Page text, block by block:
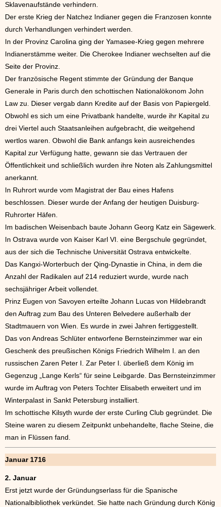
Sklavenaufstände verhindern.
Der erste Krieg der Natchez Indianer gegen die Franzosen konnte
durch Verhandlungen verhindert werden.
In der Provinz Carolina ging der Yamasee-Krieg gegen mehrere
Indianerstämme weiter. Die Cherokee Indianer wechselten auf die
Seite der Provinz.
Der französische Regent stimmte der Gründung der Banque
Generale in Paris durch den schottischen Nationalökonom John
Law zu. Dieser vergab dann Kredite auf der Basis von Papiergeld.
Obwohl es sich um eine Privatbank handelte, wurde ihr Kapital zu
drei Viertel auch Staatsanleihen aufgebracht, die weitgehend
wertlos waren. Obwohl die Bank anfangs kein ausreichendes
Kapital zur Verfügung hatte, gewann sie das Vertrauen der
Öffentlichkeit und schließlich wurden ihre Noten als Zahlungsmittel
anerkannt.
In Ruhrort wurde vom Magistrat der Bau eines Hafens
beschlossen. Dieser wurde der Anfang der heutigen Duisburg-
Ruhrorter Häfen.
Im badischen Weisenbach baute Johann Georg Katz ein Sägewerk.
In Ostrava wurde von Kaiser Karl VI. eine Bergschule gegründet,
aus der sich die Technische Universität Ostrava entwickelte.
Das Kangxi-Worterbuch der Qing-Dynastie in China, in dem die
Anzahl der Radikalen auf 214 reduziert wurde, wurde nach
sechsjähriger Arbeit vollendet.
Prinz Eugen von Savoyen erteilte Johann Lucas von Hildebrandt
den Auftrag zum Bau des Unteren Belvedere außerhalb der
Stadtmauern von Wien. Es wurde in zwei Jahren fertiggestellt.
Das von Andreas Schlüter entworfene Bernsteinzimmer war ein
Geschenk des preußischen Königs Friedrich Wilhelm I. an den
russischen Zaren Peter I. Zar Peter I. überließ dem König im
Gegenzug „Lange Kerls“ für seine Leibgarde. Das Bernsteinzimmer
wurde im Auftrag von Peters Tochter Elisabeth erweitert und im
Winterpalast in Sankt Petersburg installiert.
Im schottische Kilsyth wurde der erste Curling Club gegründet. Die
Steine waren zu diesem Zeitpunkt unbehandelte, flache Steine, die
man in Flüssen fand.
Januar 1716
2. Januar
Erst jetzt wurde der Gründungserlass für die Spanische
Nationalbibliothek verkündet. Sie hatte nach Gründung durch König